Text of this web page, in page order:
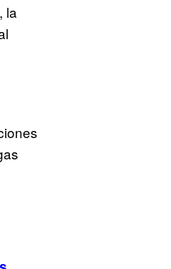
la